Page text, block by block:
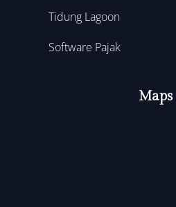
Tidung Lagoon
Software Pajak
Maps